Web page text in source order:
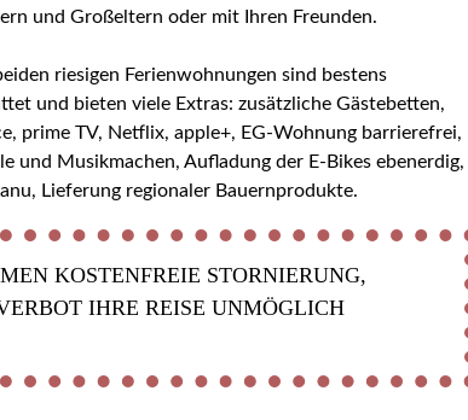
und Großeltern oder mit Ihren Freunden.
riesigen Ferienwohnungen sind bestens
und bieten viele Extras: zusätzliche Gästebetten,
prime TV, Netflix, apple+, EG-Wohnung barrierefrei,
und Musikmachen, Aufladung der E-Bikes ebenerdig,
Lieferung regionaler Bauernprodukte.
KOSTENFREIE STORNIERUNG,
IHRE REISE UNMÖGLICH